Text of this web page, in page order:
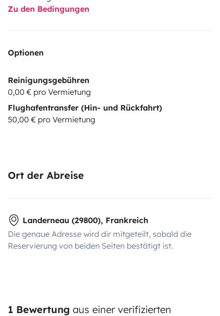
Zu den Bedingungen
Optionen
Reinigungsgebühren
0,00 € pro Vermietung
Flughafentransfer (Hin- und Rückfahrt)
50,00 € pro Vermietung
Ort der Abreise
Landerneau (29800), Frankreich
Die genaue Adresse wird dir mitgeteilt, sobald die
Reservierung von beiden Seiten bestätigt ist.
1 Bewertung aus einer verifizierten